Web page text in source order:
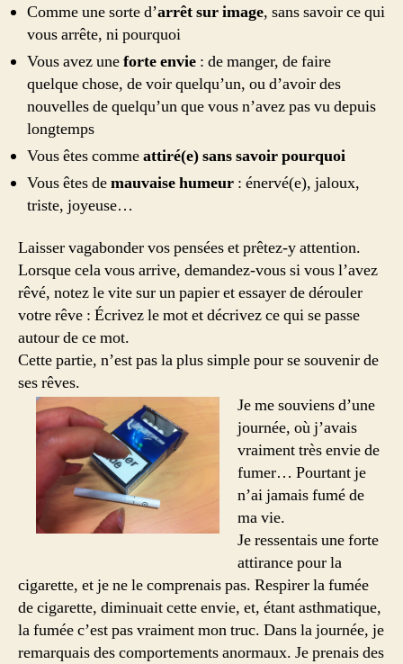
Comme une sorte d’arrêt sur image, sans savoir ce qui
vous arrête, ni pourquoi
Vous avez uneforte envie : de manger, de faire
quelque chose, de voir quelqu’un, ou d’avoir des
nouvelles de quelqu’un que vous n’avez pas vu depuis
longtemps
Vous êtes commeattiré(e) sans savoir pourquoi
Vous êtes demauvaise humeur : énervé(e), jaloux,
triste, joyeuse…
Laisser vagabonder vos pensées et prêtez-y attention.
Lorsque cela vous arrive, demandez-vous si vous l’avez
rêvé, notez le vite sur un papier et essayer de dérouler
votre rêve : Écrivez le mot et décrivez ce qui se passe
autour de ce mot.
Cette partie, n’est pas la plus simple pour se souvenir de
ses rêves.
Je me souviens d’une
journée, où j’avais
vraiment très envie de
fumer… Pourtant je
n’ai jamais fumé de
ma vie.
Je ressentais une forte
attirance pour la
cigarette, et je ne le comprenais pas. Respirer la fumée
de cigarette, diminuait cette envie, et, étant asthmatique,
la fumée c’est pas vraiment mon truc. Dans la journée, je
remarquais des comportements anormaux. Je prenais des